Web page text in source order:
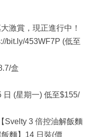
激賞，現正進行中！
bit.ly/453WF7P (低至
盒
日 (星期一) 低至$155/
Svelty 3 倍控油解飯麵
麵】14 日裝(價